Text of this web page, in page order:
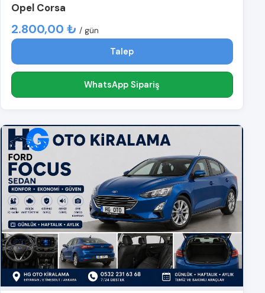
Opel Corsa
2.800,00 ₺ / gün
Talep
WhatsApp Sipariş